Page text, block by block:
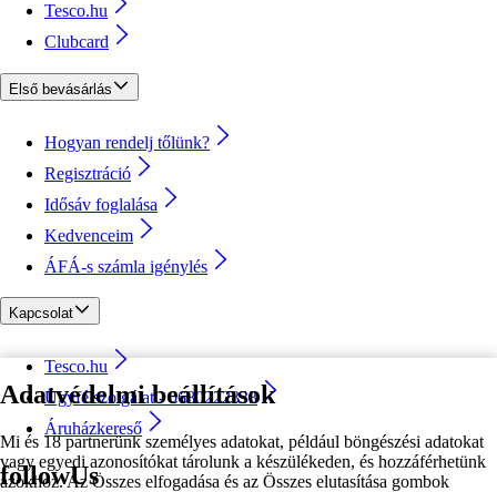
Adatvédelmi beállítások
Mi és 18 partnerünk személyes adatokat, például böngészési adatokat
vagy egyedi azonosítókat tárolunk a készülékeden, és hozzáférhetünk
azokhoz. Az Összes elfogadása és az Összes elutasítása gombok
Tesco.hu
Clubcard
Első bevásárlás
Hogyan rendelj tőlünk?
Regisztráció
Idősáv foglalása
Kedvenceim
ÁFÁ-s számla igénylés
Kapcsolat
Tesco.hu
Ügyfélszolgálat - 0680222333
Áruházkereső
followUs